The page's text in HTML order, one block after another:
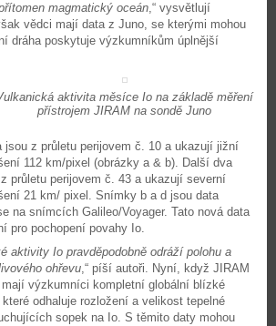
magmatický oceán,“ vysvětlují
vědci mají data z Juno, se kterými mohou
dráha poskytuje výzkumníkům úplnější
aktivita měsíce Io na základě měření
přístrojem JIRAM na sondě Juno
jsou z průletu perijovem č. 10 a ukazují jižní
112 km/pixel (obrázky a & b). Další dva
průletu perijovem č. 43 a ukazují severní
21 km/ pixel. Snímky b a d jsou data
na snímcích Galileo/Voyager. Tato nová data
pro pochopení povahy Io.
aktivity Io pravděpodobně odráží polohu a
ohřevu,“ píší autoři. Nyní, když JIRAM
výzkumníci kompletní globální blízké
odhaluje rozložení a velikost tepelné
sopek na Io. S těmito daty mohou